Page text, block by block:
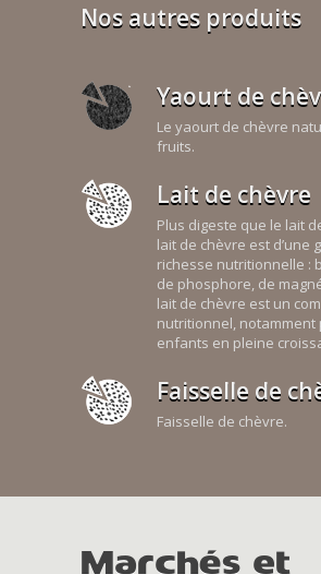
Nos autres produits
Yaourt de
Le yaourt de chèvre
fruits.
Lait de chèvre
Plus digeste que le lait
lait de chèvre est d’une
richesse nutritionnelle :
de phosphore, de
lait de chèvre est un
nutritionnel, notamment
enfants en pleine
Faisselle de
Faisselle de chèvre.
Marchés et